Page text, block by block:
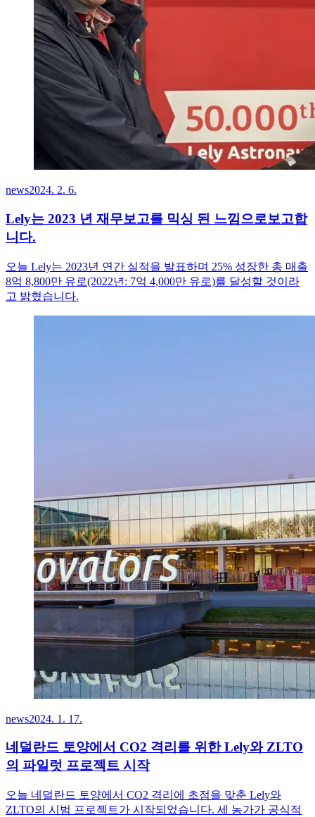
news2024. 2. 6.
Lely는 2023 년 재무보고를 믹싱 된 느낌으로보고합
니다.
오늘 Lely는 2023년 연간 실적을 발표하며 25% 성장한 총 매출
8억 8,800만 유로(2022년: 7억 4,000만 유로)를 달성할 것이라
고 밝혔습니다.
news2024. 1. 17.
네덜란드 토양에서 CO2 격리를 위한 Lely와 ZLTO
의 파일럿 프로젝트 시작
오늘 네덜란드 토양에서 CO2 격리에 초점을 맞춘 Lely와
ZLTO의 시범 프로젝트가 시작되었습니다. 세 농가가 공식적